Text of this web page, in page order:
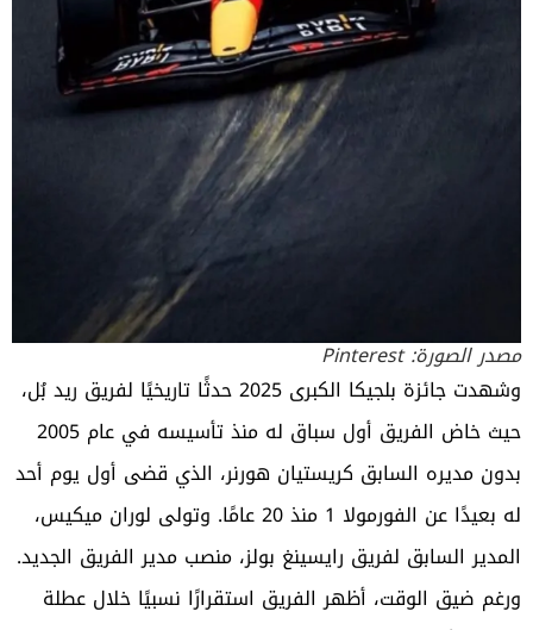
مصدر الصورة: Pinterest
وشهدت جائزة بلجيكا الكبرى 2025 حدثًا تاريخيًا لفريق ريد بُل،
حيث خاض الفريق أول سباق له منذ تأسيسه في عام 2005
بدون مديره السابق كريستيان هورنر، الذي قضى أول يوم أحد
له بعيدًا عن الفورمولا 1 منذ 20 عامًا. وتولى لوران ميكيس،
المدير السابق لفريق رايسينغ بولز، منصب مدير الفريق الجديد.
ورغم ضيق الوقت، أظهر الفريق استقرارًا نسبيًا خلال عطلة